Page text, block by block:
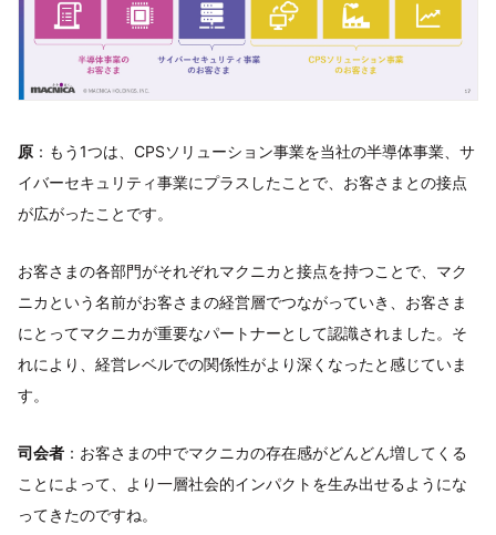
原 ：もう1つは、CPSソリューション事業を当社の半導体事業、サ
イバーセキュリティ事業にプラスしたことで、お客さまとの接点
が広がったことです。
お客さまの各部門がそれぞれマクニカと接点を持つことで、マク
ニカという名前がお客さまの経営層でつながっていき、お客さま
にとってマクニカが重要なパートナーとして認識されました。そ
れにより、経営レベルでの関係性がより深くなったと感じていま
す。
司会者 ：お客さまの中でマクニカの存在感がどんどん増してくる
ことによって、より一層社会的インパクトを生み出せるようにな
ってきたのですね。